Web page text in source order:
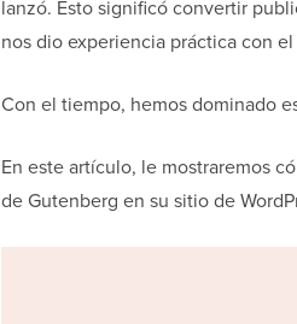
lanzó. Esto significó convertir
nos dio experiencia práctica con
Con el tiempo, hemos dominado
En este artículo, le mostraremos
de Gutenberg en su sitio de